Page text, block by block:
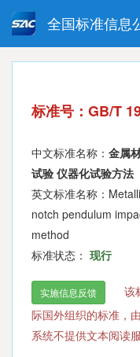
全国标准信息
强制性国家标准
指导性技术文件
标准号：GB/T
中文标准名称： 金属
试验 仪器化试验方法
英文标准名称：
notch pendulum
method
标准状态： 现行
实施信息反馈
该
际国外组织的标准，
系统不提供文本阅读